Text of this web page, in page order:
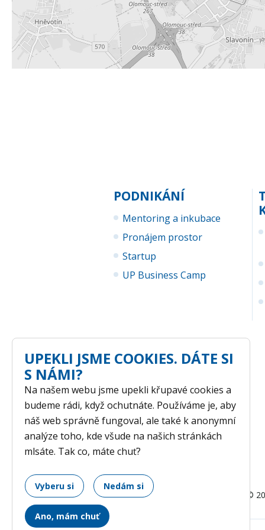
PODNIKÁNÍ
Mentoring a inkubace
Pronájem prostor
Startup
UP Business Camp
/ ©
UPEKLI JSME COOKIES. DÁTE SI
S NÁMI?
Na našem webu jsme upekli křupavé cookies a
budeme rádi, když ochutnáte. Používáme je, aby
náš web správně fungoval, ale také k anonymní
analýze toho, kde všude na našich stránkách
mlsáte. Tak co, máte chuť?
Vyberu si Nedám si
Ano, mám chuť